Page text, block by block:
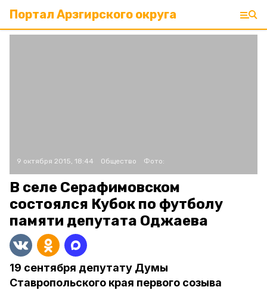
Портал Арзгирского округа
9 октября 2015, 18:44 Общество Фото:
В cеле Серафимовском
состоялся Кубок по футболу
памяти депутата Оджаева
19 сентября депутату Думы
Ставропольского края первого созыва